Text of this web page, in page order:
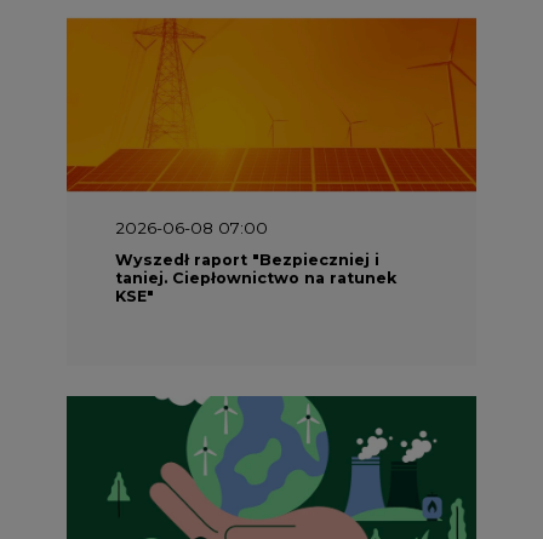
2026-06-08 07:00
Wyszedł raport "Bezpieczniej i
taniej. Ciepłownictwo na ratunek
KSE"